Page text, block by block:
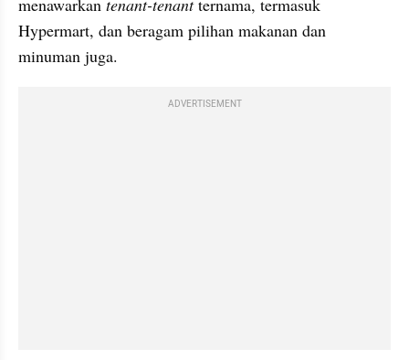
menawarkan tenant-tenant ternama, termasuk
Hypermart, dan beragam pilihan makanan dan
minuman juga.
ADVERTISEMENT